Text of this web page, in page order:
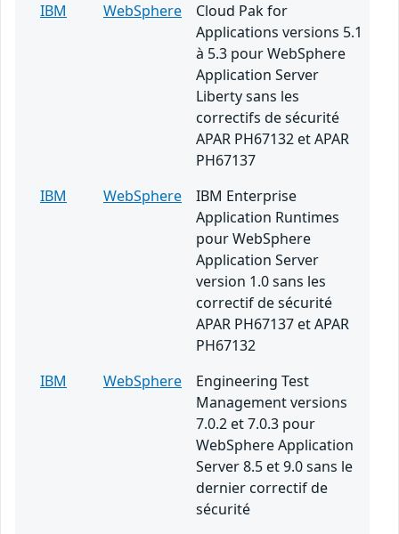
IBM
WebSphere
Cloud Pak for
Applications versions 5.1
à 5.3 pour WebSphere
Application Server
Liberty sans les
correctifs de sécurité
APAR PH67132 et APAR
PH67137
IBM
WebSphere
IBM Enterprise
Application Runtimes
pour WebSphere
Application Server
version 1.0 sans les
correctif de sécurité
APAR PH67137 et APAR
PH67132
IBM
WebSphere
Engineering Test
Management versions
7.0.2 et 7.0.3 pour
WebSphere Application
Server 8.5 et 9.0 sans le
dernier correctif de
sécurité